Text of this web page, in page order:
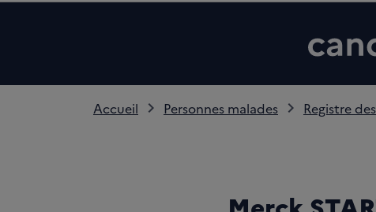
Accueil Personnes malades Registre